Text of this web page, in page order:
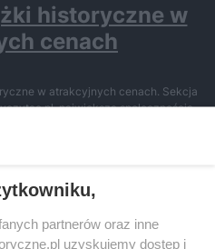
historyczne w
cenach
w atrakcyjnych cenach. Sekcja
największą społecznością
przez czytelników.
partnerów oraz inne
uzyskujemy dostęp i